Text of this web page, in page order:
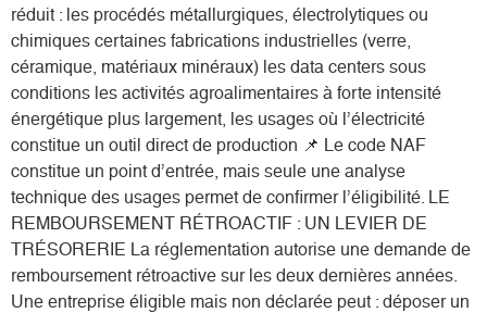
réduit : les procédés métallurgiques, électrolytiques ou
chimiques certaines fabrications industrielles (verre,
céramique, matériaux minéraux) les data centers sous
conditions les activités agroalimentaires à forte intensité
énergétique plus largement, les usages où l’électricité
constitue un outil direct de production 📌 Le code NAF
constitue un point d’entrée, mais seule une analyse
technique des usages permet de confirmer l’éligibilité. LE
REMBOURSEMENT RÉTROACTIF : UN LEVIER DE
TRÉSORERIE La réglementation autorise une demande de
remboursement rétroactive sur les deux dernières années.
Une entreprise éligible mais non déclarée peut : déposer un